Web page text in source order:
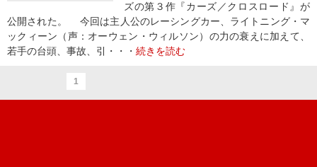
ズの第３作『カーズ／クロスロード』が
公開された。 今回は主人公のレーシングカー、ライトニング・マ
ックィーン（声：オーウェン・ウィルソン）の力の衰えに加えて、
若手の台頭、事故、引・・・ 続きを読む
1